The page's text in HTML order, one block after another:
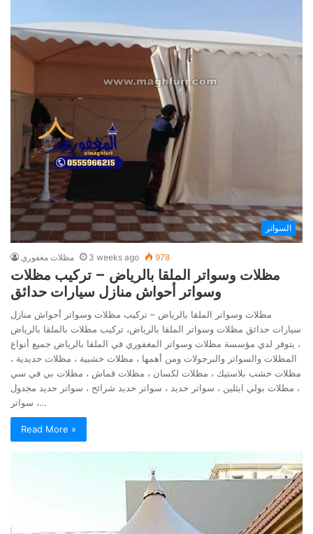
السواتر
مظلات مغفوري 3 weeks ago 978
مظلات وسواتر الملقا بالرياض – تركيب مظلات
وسواتر أحواش منازل سيارات حدائق
مظلات وسواتر الملقا بالرياض – تركيب مظلات وسواتر أحواش منازل
سيارات حدائق مظلات وسواتر الملقا بالرياض، تركيب مظلات بالملقا بالرياض
، يتوفر لدي مؤسسة مظلات وسواتر المغفوري في الملقا بالرياض جميع أنواع
المظلات والسواتر والبرجولات ومن أهمها ، مظلات خشبية ، مظلات حديدية ،
مظلات خشب بلاستيك ، مظلات لكسان ، مظلات قماش ، مظلات بي في سي
، مظلات بولي ايثلين ، سواتر حديد ، سواتر حديد شرائح ، سواتر حديد مجدول
، سواتر…
Read More »